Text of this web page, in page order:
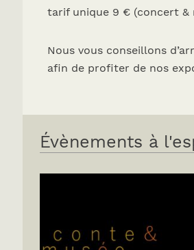
tarif unique 9 € (concert &
Nous vous conseillons
afin de profiter de nos
Évènements à